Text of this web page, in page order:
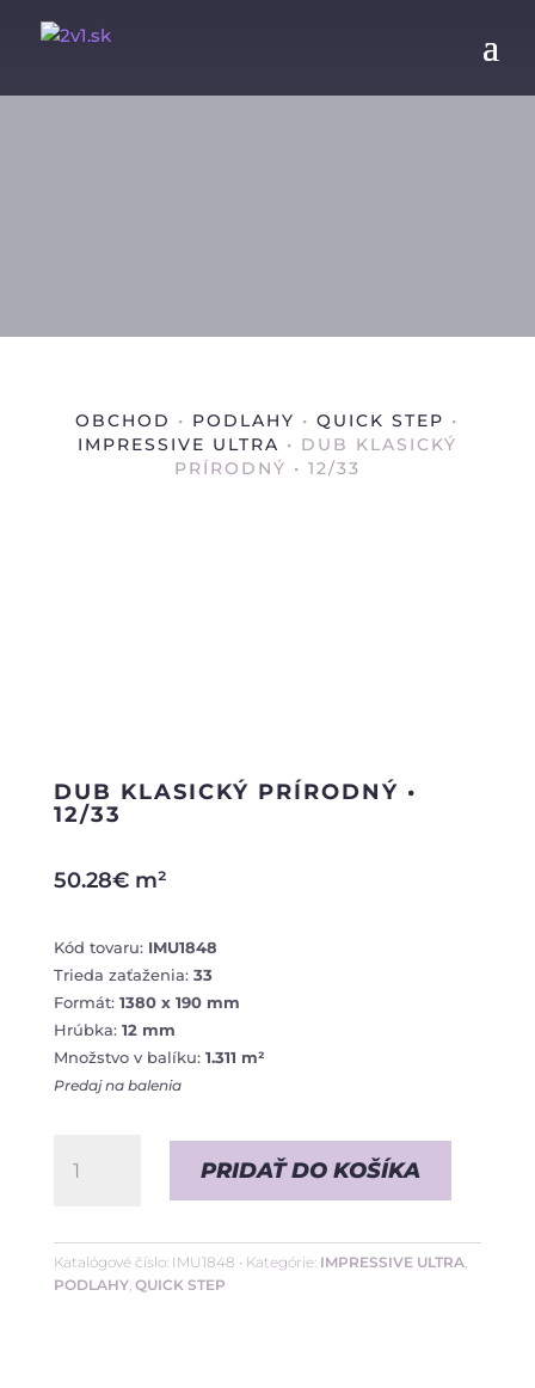
OBCHOD • PODLAHY •QUICK STEP •
IMPRESSIVE ULTRA • DUB KLASICKÝ
PRÍRODNÝ • 12/33
DUB KLASICKÝ PRÍRODNÝ •
12/33
50.28€ m²
Kód tovaru: IMU1848
Trieda zaťaženia:33
Formát:1380 x 190 mm
Hrúbka: 12 mm
Množstvo v balíku: 1.311 m²
Predaj na balenia
prírodný
•
PRIDAŤ DO KOŠÍKA
Katalógové číslo: IMU1848 Kategórie: IMPRESSIVE ULTRA,
PODLAHY, QUICK STEP